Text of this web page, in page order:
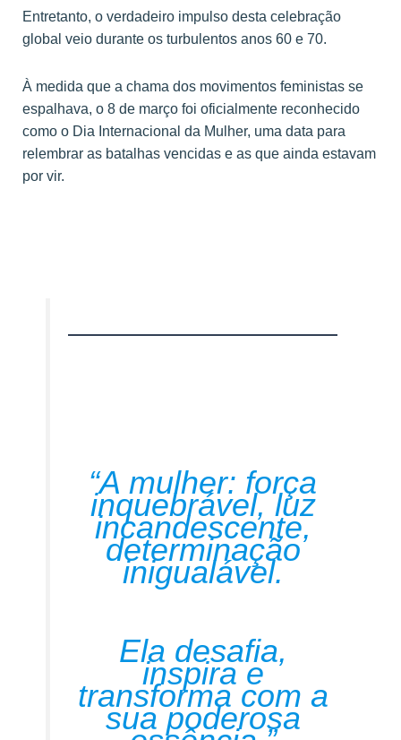
Entretanto, o verdadeiro impulso desta celebração
global veio durante os turbulentos anos 60 e 70.
À medida que a chama dos movimentos feministas se
espalhava, o 8 de março foi oficialmente reconhecido
como o Dia Internacional da Mulher, uma data para
relembrar as batalhas vencidas e as que ainda estavam
por vir.
“A mulher: força
inquebrável, luz
incandescente,
determinação
inigualável.
Ela desafia,
inspira e
transforma com a
sua poderosa